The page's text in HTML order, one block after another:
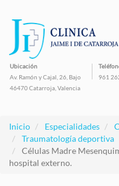
Pasar
contenido
principal
Ubicación
Av. Ramón y Cajal, 26, Bajo
46470 Catarroja, Valencia
961
Inicio
Especialidades
Traumatología deportiva
Células Madre
hospital externo.